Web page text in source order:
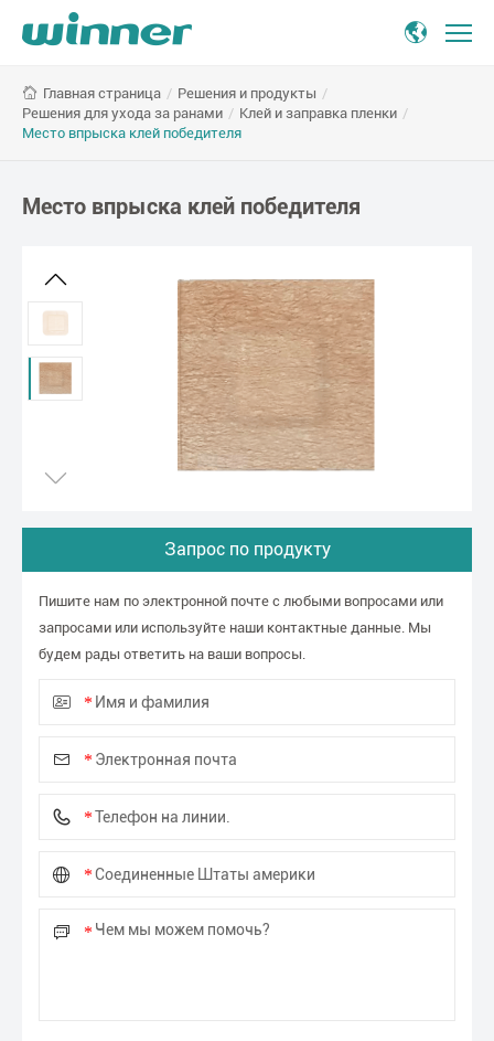
клейкое
перевязывание
Главная страница / Решения и продукты /
Решения для ухода за ранами / Клей и заправка пленки /
Место впрыска клей победителя
Место впрыска клей победителя
Запрос по продукту
Пишите нам по электронной почте с любыми вопросами или
запросами или используйте наши контактные данные. Мы
будем рады ответить на ваши вопросы.